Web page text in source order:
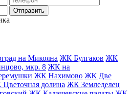
Отправить
на Микояна ЖК Булгаков ЖК
мкр. 8 ЖК на
ЖК Нахимово ЖК Две
долина ЖК Земледелец